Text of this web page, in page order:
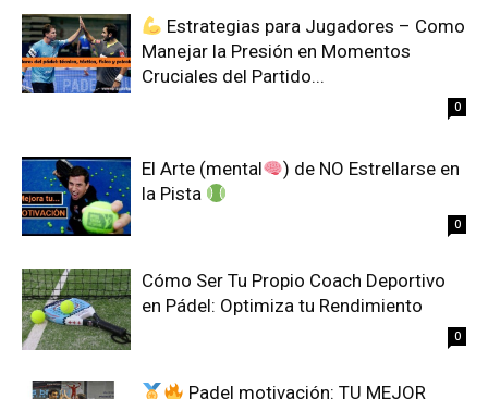
Estrategias para Jugadores – Como
Manejar la Presión en Momentos
Cruciales del Partido...
0
El Arte (mental
) de NO Estrellarse en
la Pista
0
Cómo Ser Tu Propio Coach Deportivo
en Pádel: Optimiza tu Rendimiento
0
Padel motivación: TU MEJOR